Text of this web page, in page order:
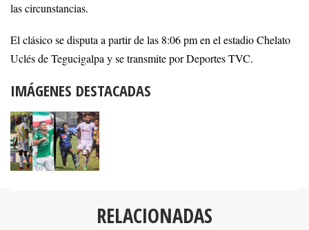
las circunstancias.
El clásico se disputa a partir de las 8:06 pm en el estadio Chelato
Uclés de Tegucigalpa y se transmite por Deportes TVC.
IMÁGENES DESTACADAS
RELACIONADAS